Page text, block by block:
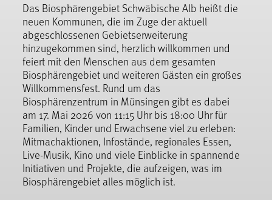
Das Biosphärengebiet Schwäbische Alb heißt die
neuen Kommunen, die im Zuge der aktuell
abgeschlossenen Gebietserweiterung
hinzugekommen sind, herzlich willkommen und
feiert mit den Menschen aus dem gesamten
Biosphärengebiet und weiteren Gästen ein großes
Willkommensfest. Rund um das
Biosphärenzentrum in Münsingen gibt es dabei
am 17. Mai 2026 von 11:15 Uhr bis 18:00 Uhr für
Familien, Kinder und Erwachsene viel zu erleben:
Mitmachaktionen, Infostände, regionales Essen,
Live-Musik, Kino und viele Einblicke in spannende
Initiativen und Projekte, die aufzeigen, was im
Biosphärengebiet alles möglich ist.